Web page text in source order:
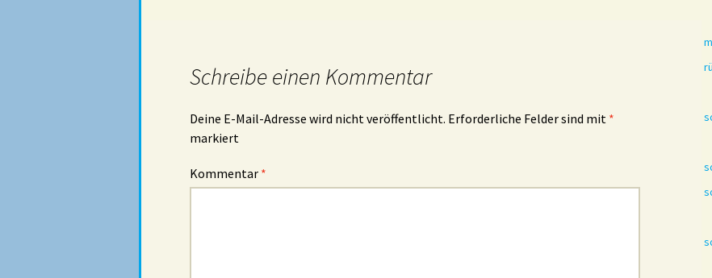
Schreibe einen Kommentar
Deine E-Mail-Adresse wird nicht veröffentlicht. Erforderliche Felder sind mit *
markiert
Kommentar *